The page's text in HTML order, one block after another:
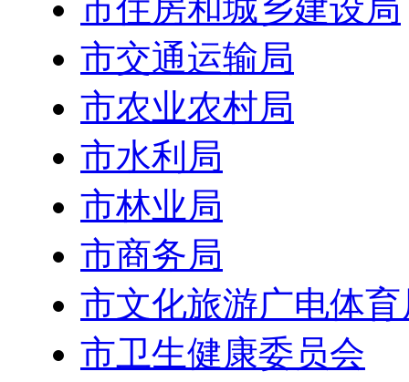
市住房和城乡建设局
市交通运输局
市农业农村局
市水利局
市林业局
市商务局
市文化旅游广电体育
市卫生健康委员会